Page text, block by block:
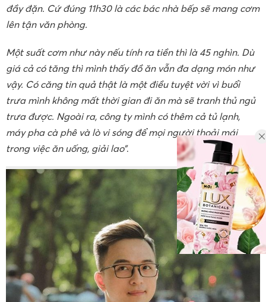
đầy đặn. Cứ đúng 11h30 là các bác nhà bếp sẽ mang cơm
lên tận văn phòng.
Một suất cơm như này nếu tính ra tiền thì là 45 nghìn. Dù
giá cả có tăng thì mình thấy đồ ăn vẫn đa dạng món như
vậy. Có căng tin quả thật là một điều tuyệt vời vì buổi
trưa mình không mất thời gian đi ăn mà sẽ tranh thủ ngủ
trưa được. Ngoài ra, công ty mình có thêm cả tủ lạnh,
máy pha cà phê và lò vi sóng để mọi người thoải mái
trong việc ăn uống, giải lao”.